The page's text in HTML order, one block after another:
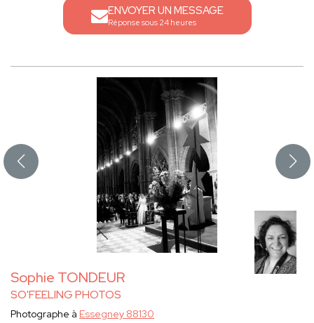
ENVOYER UN MESSAGE
Réponse sous 24 heures
Sophie TONDEUR
SO'FEELING PHOTOS
Photographe à Essegney 88130